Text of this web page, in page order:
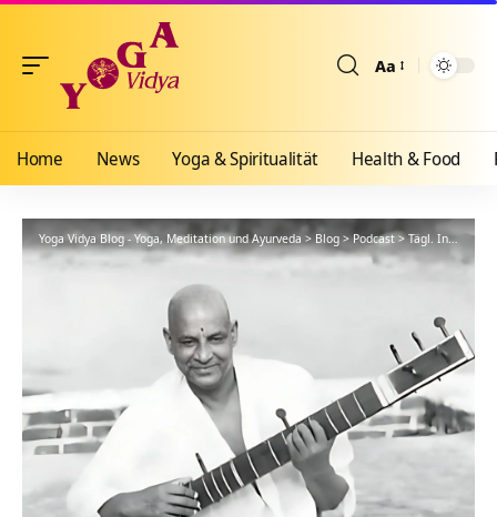
Aa
Home News Yoga & Spiritualität Health & Food
Yoga Vidya Blog - Yoga, Meditation und Ayurveda >Blog>Podcast>Tägl. Inspiration